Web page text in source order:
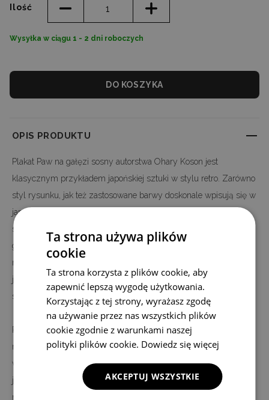
Wysyłka w ciągu 1 - 2 dni roboczych
Ilość
DO KOSZYKA
OPIS PRODUKTU
Plakat Paw na gałęzi sosny autorstwa Ohary Koson jest
klasycznym przykładem japońskiej sztuki w stylu retro. Zarówno
styl rysunku, jak też zastosowane barwy doskonale wpisują się w
japońską sztukę rysunku. Jeżeli więc podziwiasz japońską
sztukę dekoracji, polecamy plakat retro z motywem Paw na
gałęzi sosny autorstwa Ohary Koson. Ta interesująca dekoracja
może zostać użyta praktycznie w każdym pokoju. Plakaty
japońskie w stylu vintage będą pasowały zarówno do salonu,
sypialni, jak również łazienki, a nawet biura.
Plakat Paw na gałęzi sosny autorstwa Ohary Koson jest
nadrukowany na wysokiej jakości płótnie, a nie na papierze - jak
większość plakatów oferowanych na rynku. Nadruk wykonany
jest w technologii cyfrowej, dzięki czemu w 100 procentach,
możemy odwzorować kolory i szczegóły oryginalnego motywu.
Ta strona używa plików
cookie
Ta strona korzysta z plików cookie, aby
zapewnić lepszą wygodę użytkowania.
Korzystając z tej strony, wyrażasz zgodę
na używanie przez nas wszystkich plików
cookie zgodnie z warunkami naszej
polityki plików cookie. Dowiedz się więcej
AKCEPTUJ WSZYSTKIE